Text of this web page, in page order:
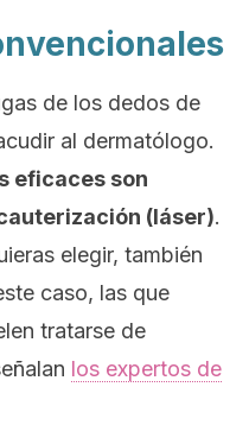
de los dedos de
al dermatólogo.
eficaces son
(láser).
elegir, también
caso, las que
tratarse de
los expertos de